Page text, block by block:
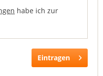
habe ich zur
Eintragen